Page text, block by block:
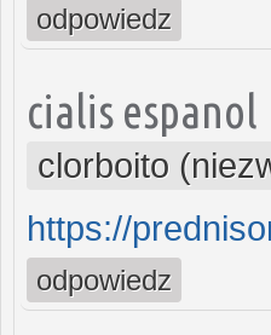
odpowiedz
cialis espanol
clorboito
https://
odpowiedz